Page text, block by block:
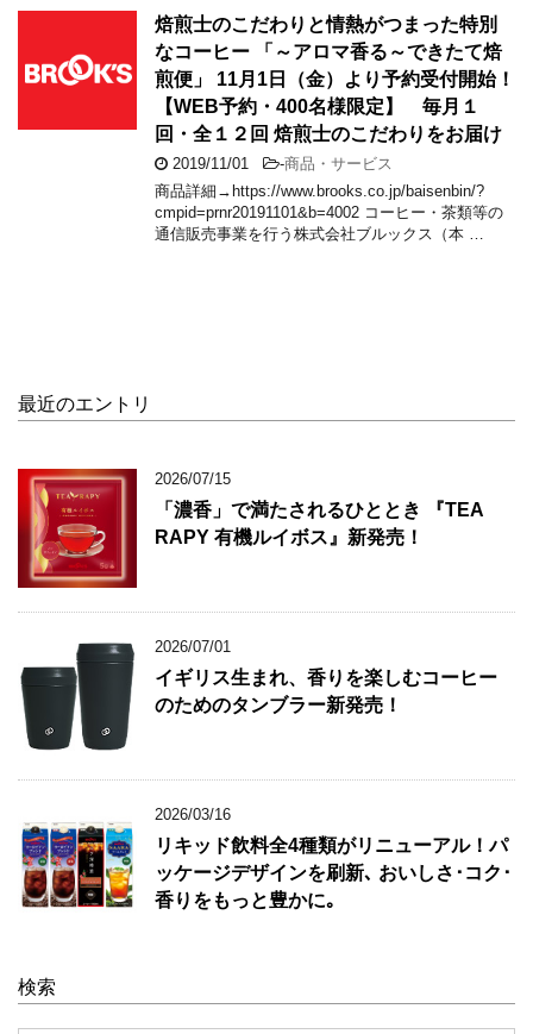
焙煎士のこだわりと情熱がつまった特別
なコーヒー 「～アロマ香る～できたて焙
煎便」 11月1日（金）より予約受付開始！
【WEB予約・400名様限定】 毎月１
回・全１２回 焙煎士のこだわりをお届け
2019/11/01 -商品・サービス
商品詳細→https://www.brooks.co.jp/baisenbin/?
cmpid=prnr20191101&b=4002 コーヒー・茶類等の
通信販売事業を行う株式会社ブルックス（本 …
最近のエントリ
2026/07/15
「濃香」で満たされるひととき 『TEA
RAPY 有機ルイボス』新発売！
2026/07/01
イギリス生まれ、香りを楽しむコーヒー
のためのタンブラー新発売！
2026/03/16
リキッド飲料全4種類がリニューアル！パ
ッケージデザインを刷新､ おいしさ･コク･
香りをもっと豊かに｡
検索